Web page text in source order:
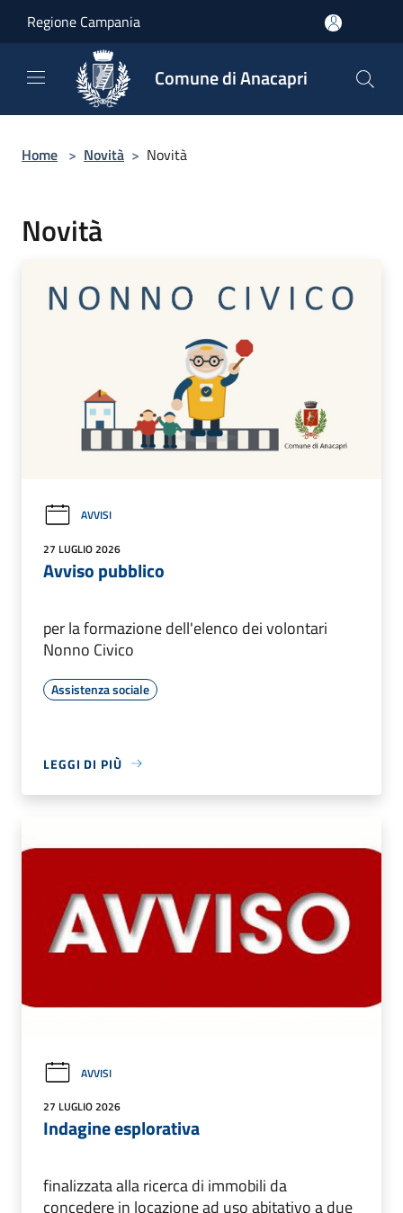
Regione Campania
Comune di Anacapri
Home > Novità > Novità
Novità
AVVISI
27 LUGLIO 2026
Avviso pubblico
per la formazione dell'elenco dei volontari
Nonno Civico
Assistenza sociale
LEGGI DI PIÙ
AVVISI
27 LUGLIO 2026
Indagine esplorativa
finalizzata alla ricerca di immobili da
concedere in locazione ad uso abitativo a due